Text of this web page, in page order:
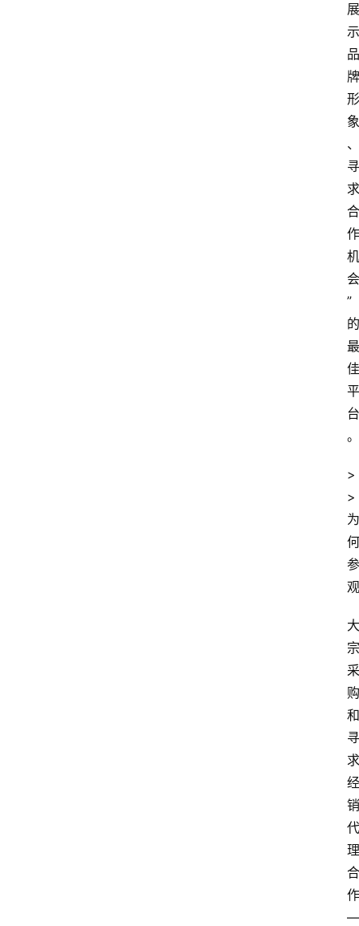
展
示
品
牌
形
象
、
寻
求
合
作
机
会
”
的
最
佳
平
台
。
>
>
为
何
参
观
大
宗
采
购
和
寻
求
经
销
代
理
合
作
—